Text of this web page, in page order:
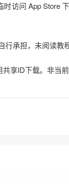
访问 App Store
承担，未阅读教
享ID下载。非当